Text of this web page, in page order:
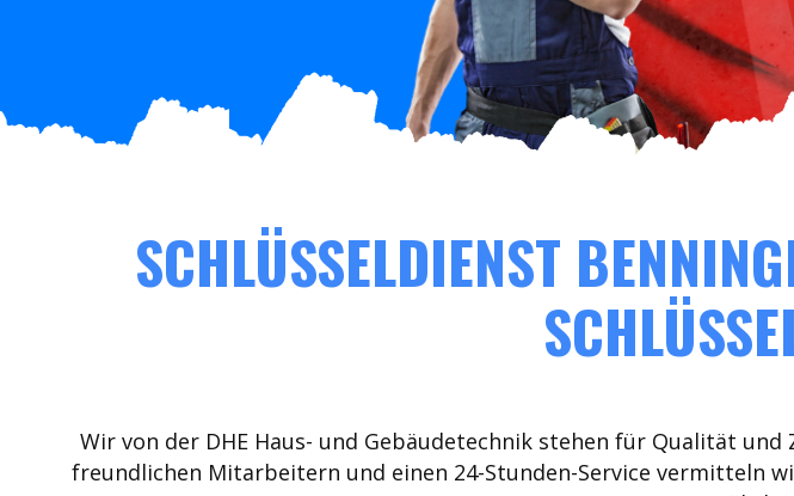
SCHLÜSSELDIENST
Wir von der DHE Haus- und Gebäudetechnik stehen für Qualität
freundlichen Mitarbeitern und einen 24-Stunden-Service vermitteln